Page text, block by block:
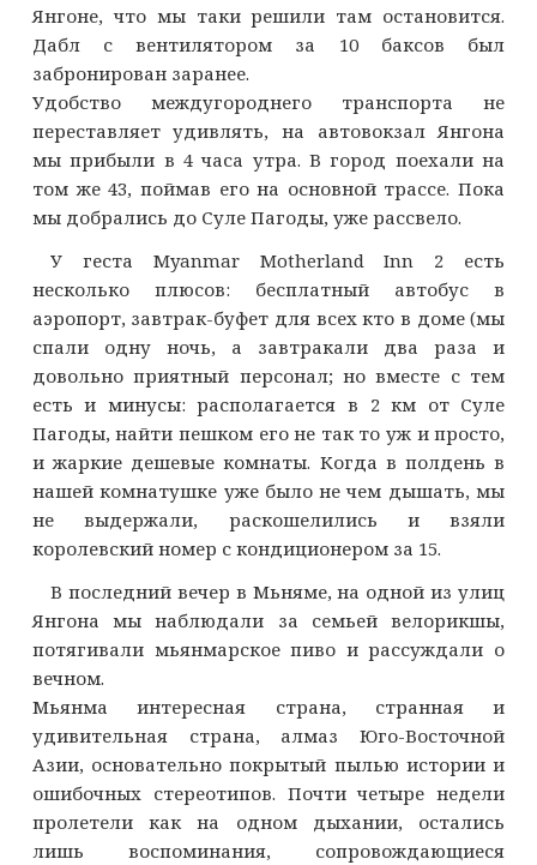
Янгоне, что мы таки решили там остановится.
Дабл с вентилятором за 10 баксов был
забронирован заранее.
Удобство междугороднего транспорта не
переставляет удивлять, на автовокзал Янгона
мы прибыли в 4 часа утра. В город поехали на
том же 43, поймав его на основной трассе. Пока
мы добрались до Суле Пагоды, уже рассвело.
У геста Myanmar Motherland Inn 2 есть
несколько плюсов: бесплатный автобус в
аэропорт, завтрак-буфет для всех кто в доме (мы
спали одну ночь, а завтракали два раза и
довольно приятный персонал; но вместе с тем
есть и минусы: располагается в 2 км от Суле
Пагоды, найти пешком его не так то уж и просто,
и жаркие дешевые комнаты. Когда в полдень в
нашей комнатушке уже было не чем дышать, мы
не выдержали, раскошелились и взяли
королевский номер с кондиционером за 15.
В последний вечер в Мьняме, на одной из улиц
Янгона мы наблюдали за семьей велорикшы,
потягивали мьянмарское пиво и рассуждали о
вечном.
Мьянма интересная страна, странная и
удивительная страна, алмаз Юго-Восточной
Азии, основательно покрытый пылью истории и
ошибочных стереотипов. Почти четыре недели
пролетели как на одном дыхании, остались
лишь воспоминания, сопровождающиеся